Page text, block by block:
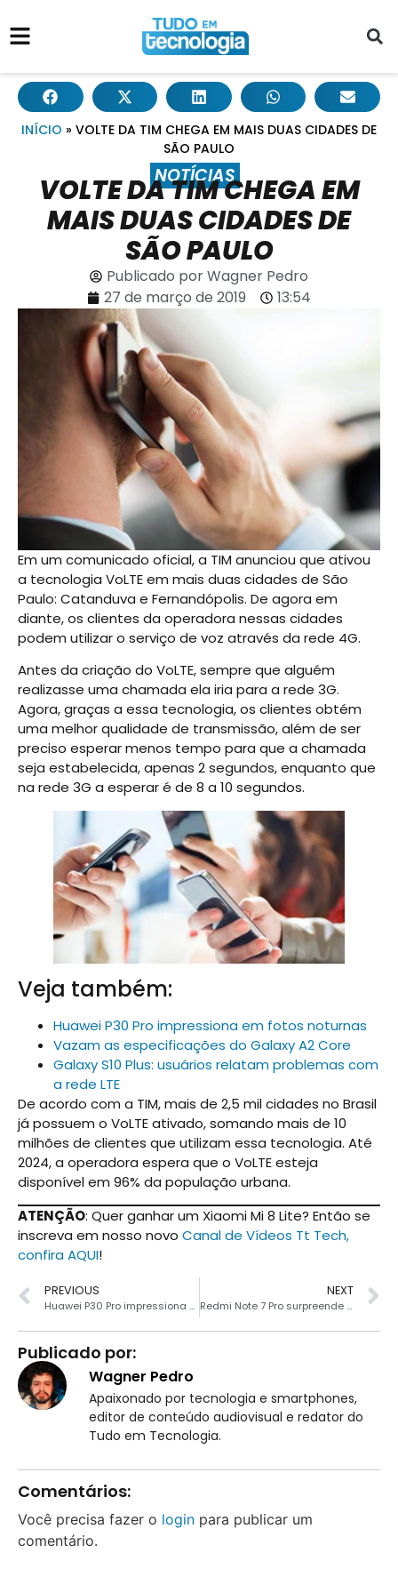
INÍCIO » VOLTE DA TIM CHEGA EM MAIS DUAS CIDADES DE
SÃO PAULO
NOTÍCIAS
VOLTE DA TIM CHEGA EM
MAIS DUAS CIDADES DE
SÃO PAULO
Publicado porWagner Pedro
27 de março de 2019
13:54
Em um comunicado oficial, a TIM anunciou que ativou
a tecnologia VoLTE em mais duas cidades de São
Paulo: Catanduva e Fernandópolis. De agora em
diante, os clientes da operadora nessas cidades
podem utilizar o serviço de voz através da rede 4G.
Antes da criação do VoLTE, sempre que alguém
realizasse uma chamada ela iria para a rede 3G.
Agora, graças a essa tecnologia, os clientes obtém
uma melhor qualidade de transmissão, além de ser
preciso esperar menos tempo para que a chamada
seja estabelecida, apenas 2 segundos, enquanto que
na rede 3G a esperar é de 8 a 10 segundos.
Veja também:
Huawei P30 Pro impressiona em fotos noturnas
Vazam as especificações do Galaxy A2 Core
Galaxy S10 Plus: usuários relatam problemas com
a rede LTE
De acordo com a TIM, mais de 2,5 mil cidades no Brasil
já possuem o VoLTE ativado, somando mais de 10
milhões de clientes que utilizam essa tecnologia. Até
2024, a operadora espera que o VoLTE esteja
disponível em 96% da população urbana.
ATENÇÃO: Quer ganhar um Xiaomi Mi 8 Lite? Então se
inscreva em nosso novo Canal de Vídeos Tt Tech,
confira AQUI!
PREVIOUS
Huawei P30 Pro impressiona em fotos noturnas
NEXT
Redmi Note 7 Pro surpreende em testes de benchmark
Publicado por:
Wagner Pedro
Apaixonado por tecnologia e smartphones,
editor de conteúdo audiovisual e redator do
Tudo em Tecnologia.
Comentários:
Você precisa fazer o login para publicar um
comentário.